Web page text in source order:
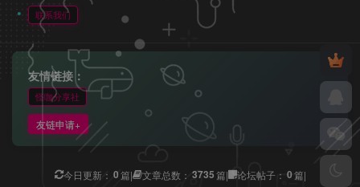
联系我们
友情链接：
怪咖分享社
友链申请+
今日更新： 0篇| 文章总数： 3735篇| 论坛帖子： 0篇|